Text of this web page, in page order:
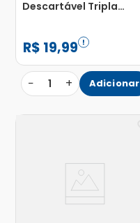
Descartável Tripla
R$ 19,99
− 1 + Adicionar